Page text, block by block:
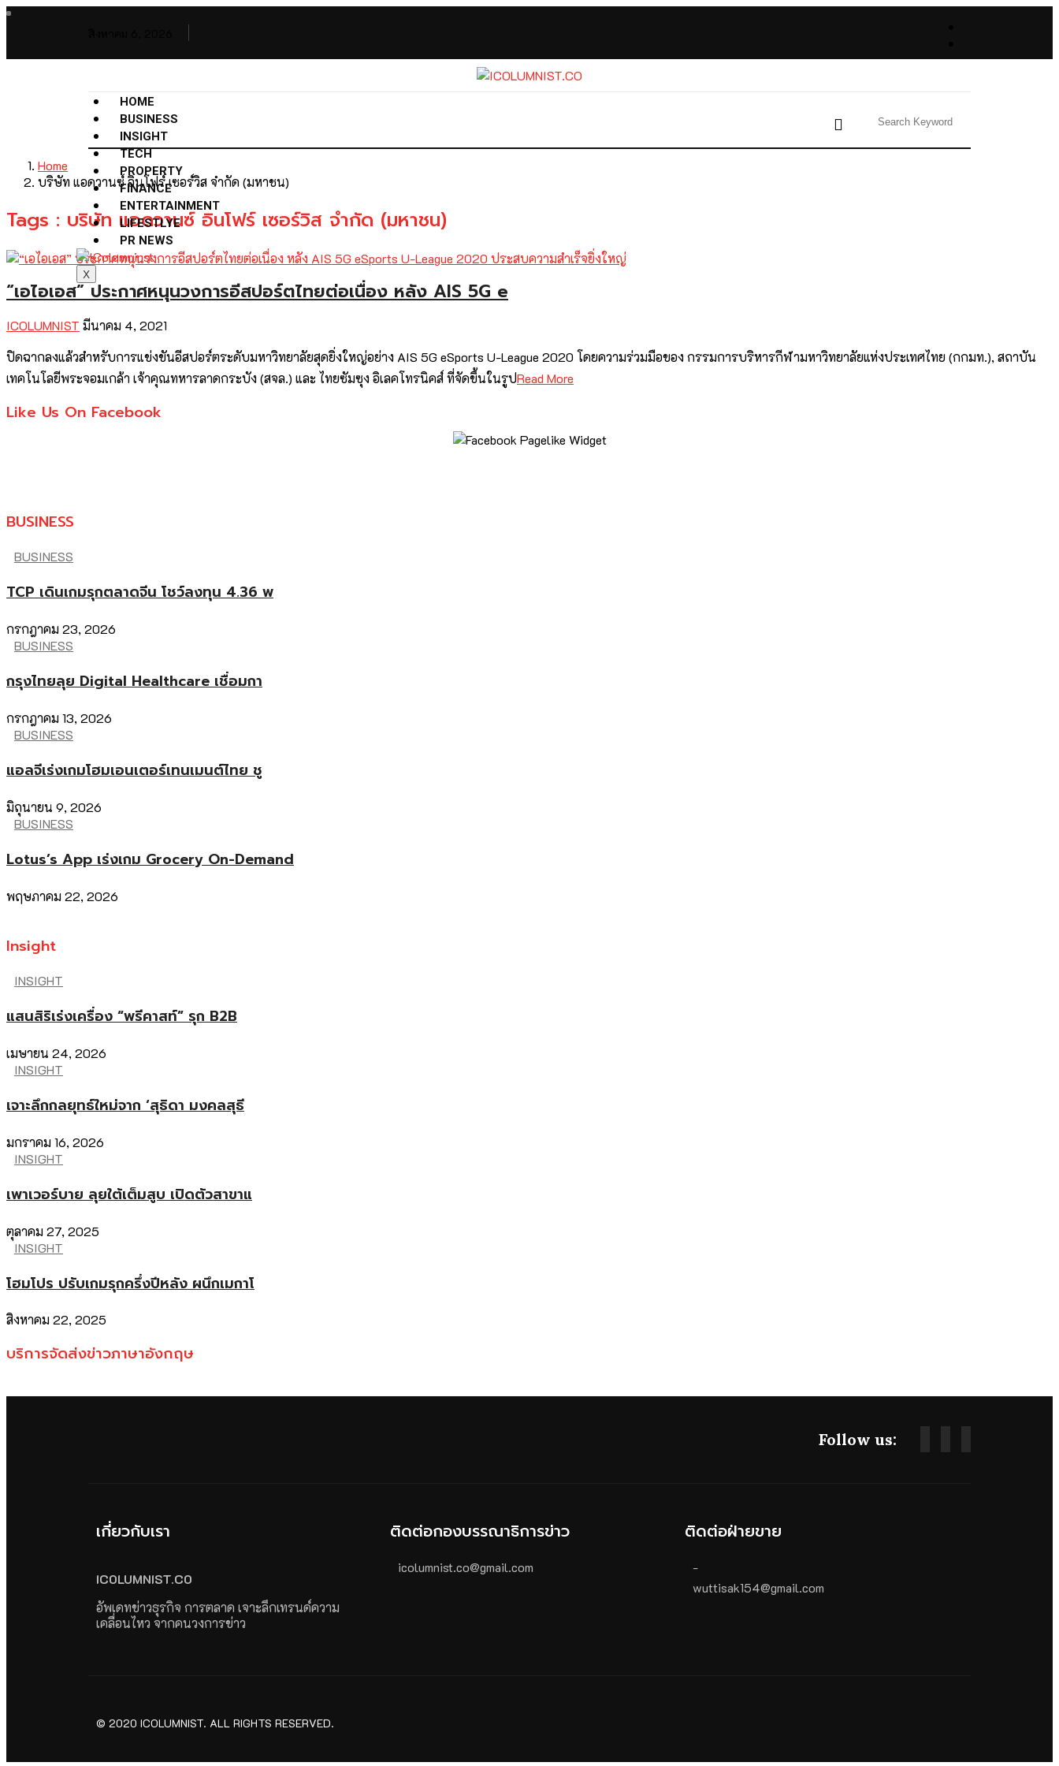
HOME
BUSINESS
INSIGHT
TECH
PROPERTY
FINANCE
ENTERTAINMENT
LIFESTLYE
PR NEWS
X
Home
บริษัท แอดวานซ์ อินโฟร์ เซอร์วิส จำกัด (มหาชน)
Tags : บริษัท แอดวานซ์ อินโฟร์ เซอร์วิส จำกัด (มหาชน)
“เอไอเอส” ประกาศหนุนวงการอีสปอร์ตไทยต่อเนื่อง หลัง AIS 5G e
ICOLUMNIST มีนาคม 4, 2021
ปิดฉากลงแล้วสำหรับการแข่งขันอีสปอร์ตระดับมหาวิทยาลัยสุดยิ่งใหญ่อย่าง AIS 5G eSports U-League 2020 โดยความร่วมมือของ กรรมการบริหารกีฬามหาวิทยาลัยแห่งประเทศไทย (กกมท.), สถาบัน
เทคโนโลยีพระจอมเกล้า เจ้าคุณทหารลาดกระบัง (สจล.) และ ไทยซัมซุง อิเลคโทรนิคส์ ที่จัดขึ้นในรูปRead More
Like Us On Facebook
BUSINESS
BUSINESS
TCP เดินเกมรุกตลาดจีน โชว์ลงทุน 4.36 พ
กรกฎาคม 23, 2026
BUSINESS
กรุงไทยลุย Digital Healthcare เชื่อมกา
กรกฎาคม 13, 2026
BUSINESS
แอลจีเร่งเกมโฮมเอนเตอร์เทนเมนต์ไทย ชู
มิถุนายน 9, 2026
BUSINESS
Lotus’s App เร่งเกม Grocery On-Demand
พฤษภาคม 22, 2026
Insight
INSIGHT
แสนสิริเร่งเครื่อง “พรีคาสท์” รุก B2B
เมษายน 24, 2026
INSIGHT
เจาะลึกกลยุทธ์ใหม่จาก ‘สุธิดา มงคลสุธี
มกราคม 16, 2026
INSIGHT
เพาเวอร์บาย ลุยใต้เต็มสูบ เปิดตัวสาขาแ
ตุลาคม 27, 2025
INSIGHT
โฮมโปร ปรับเกมรุกครึ่งปีหลัง ผนึกเมกาโ
สิงหาคม 22, 2025
บริการจัดส่งข่าวภาษาอังกฤษ
Follow us:
เกี่ยวกับเรา
ICOLUMNIST.CO
อัพเดทข่าวธุรกิจ การตลาด เจาะลึกเทรนด์ความ
เคลื่อนไหว จากคนวงการข่าว
ติดต่อกองบรรณาธิการข่าว
icolumnist.co@gmail.com
ติดต่อฝ่ายขาย
-
wuttisak154@gmail.com
© 2020 ICOLUMNIST. ALL RIGHTS RESERVED.